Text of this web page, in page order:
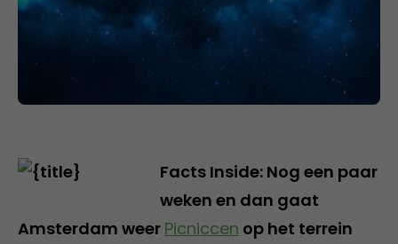
Facts Inside: Nog een paar
weken en dan gaat
Amsterdam weer Picniccen op het terrein